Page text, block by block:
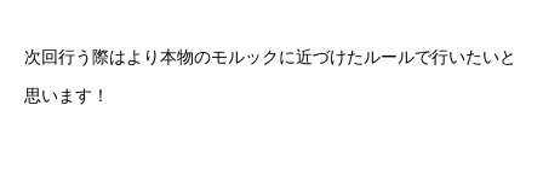
次回行う際はより本物のモルックに近づけたルールで行いたいと
思います！